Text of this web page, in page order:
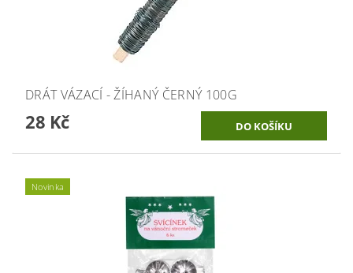
DRÁT VÁZACÍ - ŽÍHANÝ ČERNÝ 100G
28 Kč
Novinka